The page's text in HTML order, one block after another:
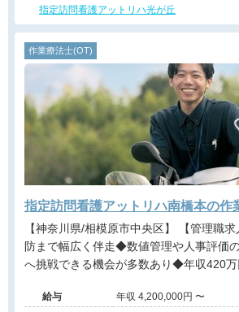
指定訪問看護アットリハ光が丘
作業療法士(OT)
指定訪問看護アットリハ南橋本の作
【神奈川県/相模原市中央区】 【管理職求人】◆看取りから予
防まで幅広く伴走◆数値管理や人事評価
へ挑戦できる機会が多数あり◆年収420
経験を活かせる役職◆事業所運営とスタ
給与
年収 4,200,000円 〜